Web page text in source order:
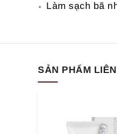
Làm sạch bã
SẢN PHẨM